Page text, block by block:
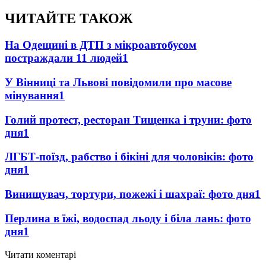
ЧИТАЙТЕ ТАКОЖ
На Одещині в ДТП з мікроавтобусом
постраждали 11 людей1
У Вінниці та Львові повідомили про масове
мінування1
Голий протест, ресторан Тищенка і труни: фото
дня1
ЛГБТ-поїзд, рабство і бікіні для чоловіків: фото
дня1
Винищувач, тортури, пожежі і шахраї: фото дня1
Перлина в їжі, водоспад льоду і біла лань: фото
дня1
Читати коментарі